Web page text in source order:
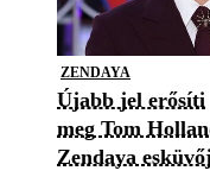
ZENDAYA
Újabb jel erősíti
meg Tom
Zendaya